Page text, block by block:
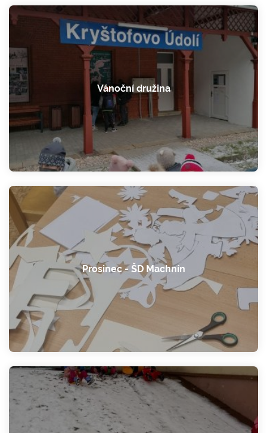
Vánoční družina
Prosinec - ŠD Machnín